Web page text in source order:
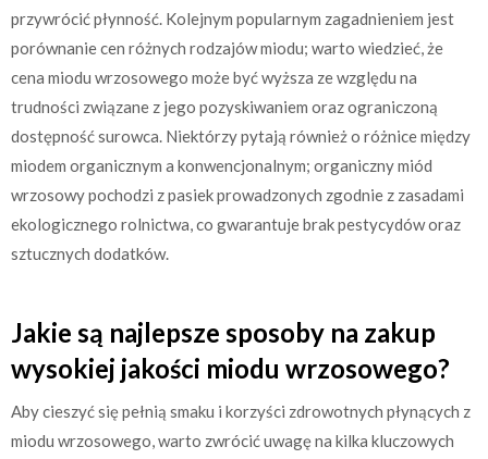
przywrócić płynność. Kolejnym popularnym zagadnieniem jest
porównanie cen różnych rodzajów miodu; warto wiedzieć, że
cena miodu wrzosowego może być wyższa ze względu na
trudności związane z jego pozyskiwaniem oraz ograniczoną
dostępność surowca. Niektórzy pytają również o różnice między
miodem organicznym a konwencjonalnym; organiczny miód
wrzosowy pochodzi z pasiek prowadzonych zgodnie z zasadami
ekologicznego rolnictwa, co gwarantuje brak pestycydów oraz
sztucznych dodatków.
Jakie są najlepsze sposoby na zakup
wysokiej jakości miodu wrzosowego?
Aby cieszyć się pełnią smaku i korzyści zdrowotnych płynących z
miodu wrzosowego, warto zwrócić uwagę na kilka kluczowych